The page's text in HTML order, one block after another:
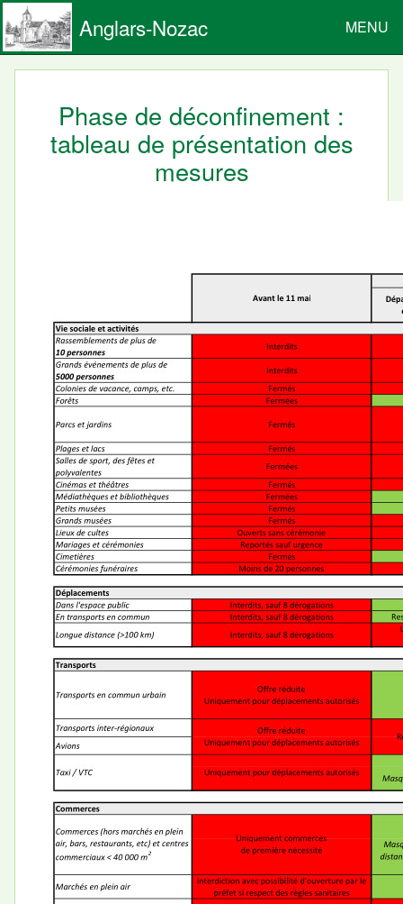
Anglars-Nozac MENU
Phase de déconfinement :
tableau de présentation des
mesures